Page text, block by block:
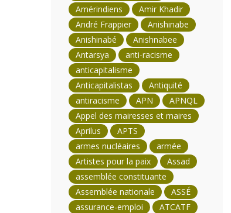
Amérindiens
Amir Khadir
André Frappier
Anishinabe
Anishinabé
Anishnabee
Antarsya
anti-racisme
anticapitalisme
Anticapitalistas
Antiquité
antiracisme
APN
APNQL
Appel des mairesses et maires
Aprilus
APTS
armes nucléaires
armée
Artistes pour la paix
Assad
assemblée constituante
Assemblée nationale
ASSÉ
assurance-emploi
ATCATF